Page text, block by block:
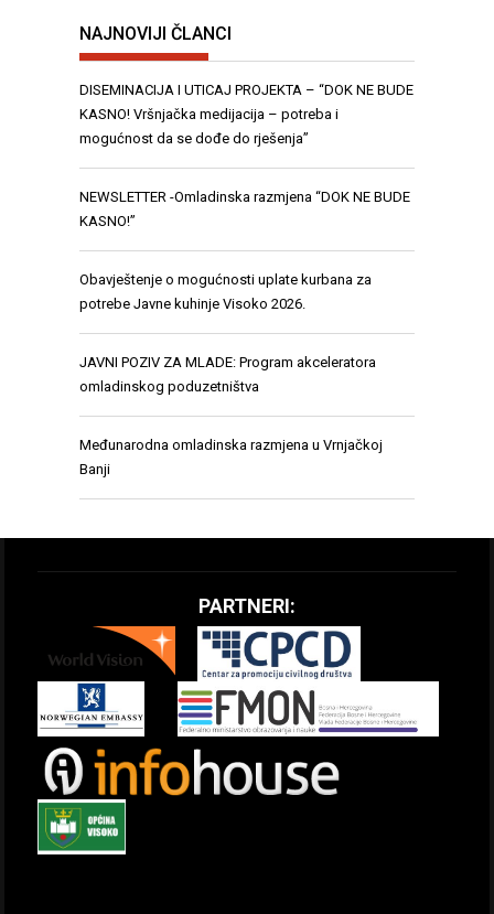
NAJNOVIJI ČLANCI
DISEMINACIJA I UTICAJ PROJEKTA – “DOK NE BUDE
KASNO! Vršnjačka medijacija – potreba i
mogućnost da se dođe do rješenja”
NEWSLETTER -Omladinska razmjena “DOK NE BUDE
KASNO!”
Obavještenje o mogućnosti uplate kurbana za
potrebe Javne kuhinje Visoko 2026.
JAVNI POZIV ZA MLADE: Program akceleratora
omladinskog poduzetništva
Međunarodna omladinska razmjena u Vrnjačkoj
Banji
PARTNERI: